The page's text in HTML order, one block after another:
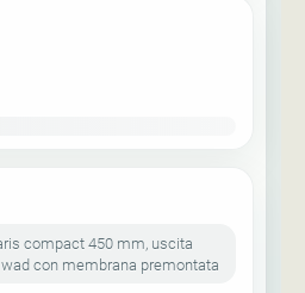
compact 450 mm, uscita
con membrana premontata